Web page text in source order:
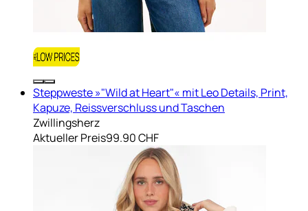
Steppweste »"Wild at Heart"« mit Leo Details, Print,
Kapuze, Reissverschluss und Taschen
Zwillingsherz
Aktueller Preis99.90 CHF